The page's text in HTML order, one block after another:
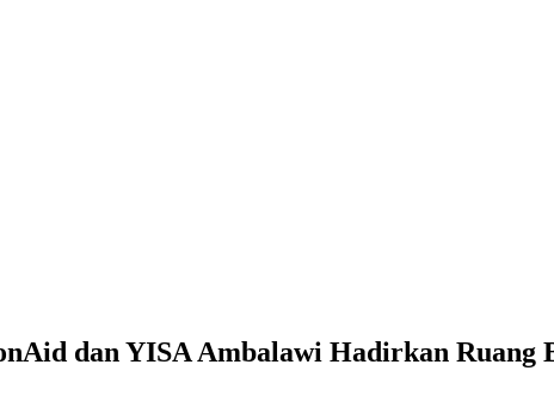
dan YISA Ambalawi Hadirkan Ruang